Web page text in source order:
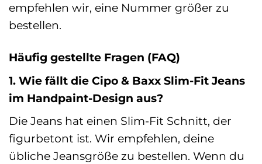
empfehlen wir, eine Nummer größer zu
bestellen.
Häufig gestellte Fragen (FAQ)
1. Wie fällt die Cipo & Baxx Slim-Fit Jeans
im Handpaint-Design aus?
Die Jeans hat einen Slim-Fit Schnitt, der
figurbetont ist. Wir empfehlen, deine
übliche Jeansgröße zu bestellen. Wenn du